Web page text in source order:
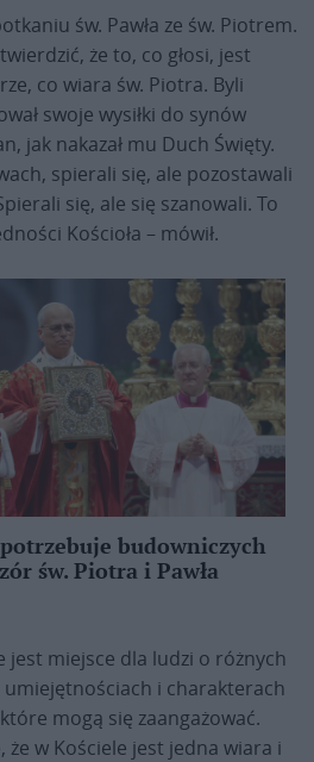
św. Pawła ze św. Piotrem.
że to, co głosi, jest
co wiara św. Piotra. Byli
swoje wysiłki do synów
jak nakazał mu Duch Święty.
spierali się, ale pozostawali
się, ale się szanowali. To
Kościoła – mówił.
budowniczych
św. Piotra i Pawła
jest miejsce dla ludzi o różnych
i charakterach
mogą się zaangażować.
że w Kościele jest jedna wiara i